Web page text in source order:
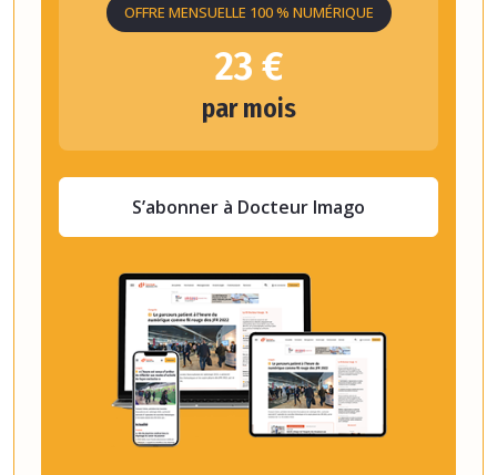
OFFRE MENSUELLE 100 % NUMÉRIQUE
23 €
par mois
S’abonner à Docteur Imago